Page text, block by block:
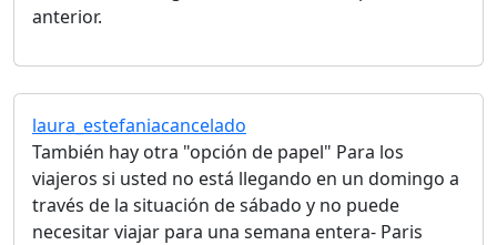
anterior.
laura_estefaniacancelado
También hay otra "opción de papel" Para los
viajeros si usted no está llegando en un domingo a
través de la situación de sábado y no puede
necesitar viajar para una semana entera- Paris